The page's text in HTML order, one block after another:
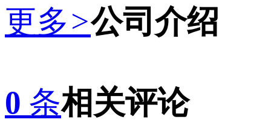
更多>公司介绍
0 条相关评论